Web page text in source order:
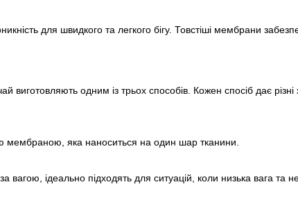
для швидкого та легкого бігу. Товстіші мембрани
виготовляють одним із трьох способів. Кожен спосіб дає
мембраною, яка наноситься на один шар тканини.
вагою, ідеально підходять для ситуацій, коли низька вага та